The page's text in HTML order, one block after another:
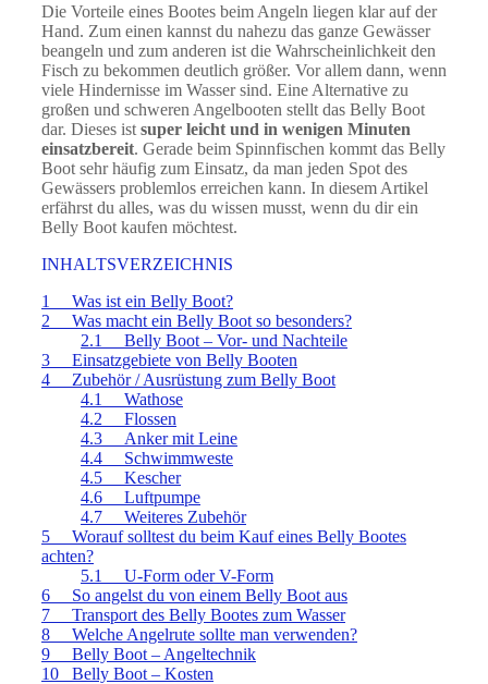
Die Vorteile eines Bootes beim Angeln liegen klar auf der
Hand. Zum einen kannst du nahezu das ganze Gewässer
beangeln und zum anderen ist die Wahrscheinlichkeit den
Fisch zu bekommen deutlich größer. Vor allem dann, wenn
viele Hindernisse im Wasser sind. Eine Alternative zu
großen und schweren Angelbooten stellt das Belly Boot
dar. Dieses ist super leicht und in wenigen Minuten
einsatzbereit. Gerade beim Spinnfischen kommt das Belly
Boot sehr häufig zum Einsatz, da man jeden Spot des
Gewässers problemlos erreichen kann. In diesem Artikel
erfährst du alles, was du wissen musst, wenn du dir ein
Belly Boot kaufen möchtest.
INHALTSVERZEICHNIS
1 Was ist ein Belly Boot?
2 Was macht ein Belly Boot so besonders?
2.1 Belly Boot – Vor- und Nachteile
3 Einsatzgebiete von Belly Booten
4 Zubehör / Ausrüstung zum Belly Boot
4.1 Wathose
4.2 Flossen
4.3 Anker mit Leine
4.4 Schwimmweste
4.5 Kescher
4.6 Luftpumpe
4.7 Weiteres Zubehör
5 Worauf solltest du beim Kauf eines Belly Bootes
achten?
5.1 U-Form oder V-Form
6 So angelst du von einem Belly Boot aus
7 Transport des Belly Bootes zum Wasser
8 Welche Angelrute sollte man verwenden?
9 Belly Boot – Angeltechnik
10 Belly Boot – Kosten